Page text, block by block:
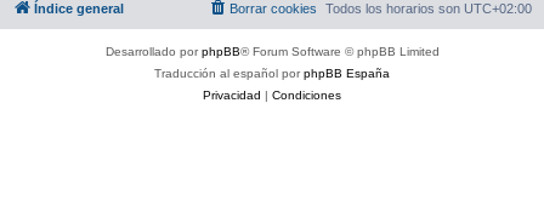
Índice general Todos los horarios son UTC+02:00
Borrar cookies
Desarrollado porphpBB® Forum Software © phpBB Limited
Traducción al español porphpBB España
Privacidad | Condiciones